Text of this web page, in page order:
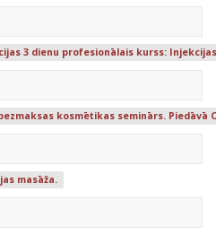
3 dienu profesionālais kurss:
kosmētikas seminārs. Piedāvā
masāža.